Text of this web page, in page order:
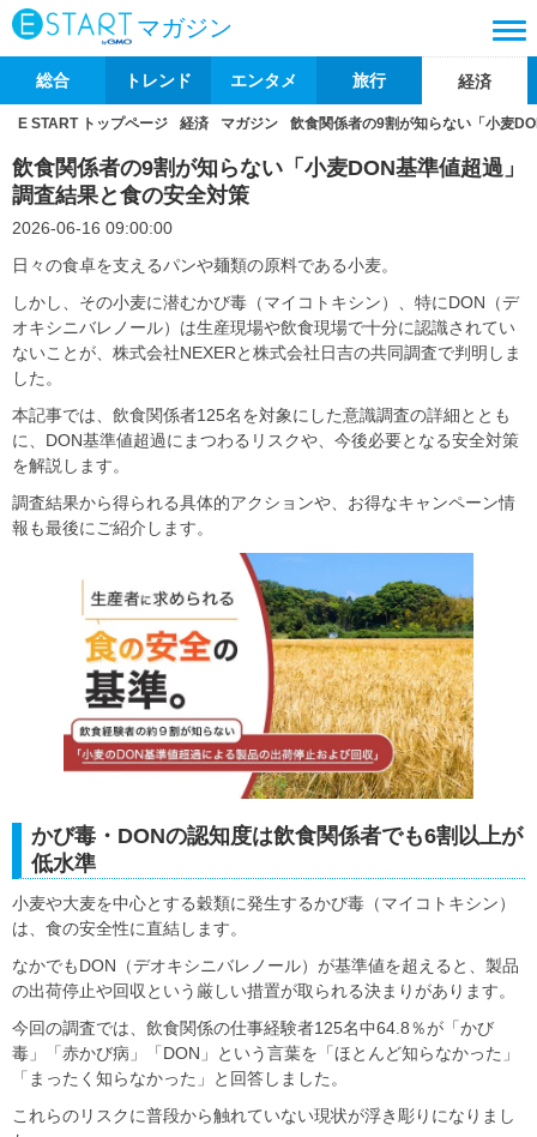
マガジン
総合 トレンド エンタメ 旅行 経済
E START トップページ 経済 マガジン 飲食関係者の9割が知らない「小麦
飲食関係者の9割が知らない「小麦DON基準値超過」
調査結果と食の安全対策
2026-06-16 09:00:00
日々の食卓を支えるパンや麺類の原料である小麦。
しかし、その小麦に潜むかび毒（マイコトキシン）、特にDON（デ
オキシニバレノール）は生産現場や飲食現場で十分に認識されてい
ないことが、株式会社NEXERと株式会社日吉の共同調査で判明しま
した。
本記事では、飲食関係者125名を対象にした意識調査の詳細ととも
に、DON基準値超過にまつわるリスクや、今後必要となる安全対策
を解説します。
調査結果から得られる具体的アクションや、お得なキャンペーン情
報も最後にご紹介します。
かび毒・DONの認知度は飲食関係者でも6割以上が
低水準
小麦や大麦を中心とする穀類に発生するかび毒（マイコトキシン）
は、食の安全性に直結します。
なかでもDON（デオキシニバレノール）が基準値を超えると、製品
の出荷停止や回収という厳しい措置が取られる決まりがあります。
今回の調査では、飲食関係の仕事経験者125名中64.8％が「かび
毒」「赤かび病」「DON」という言葉を「ほとんど知らなかった」
「まったく知らなかった」と回答しました。
これらのリスクに普段から触れていない現状が浮き彫りになりまし